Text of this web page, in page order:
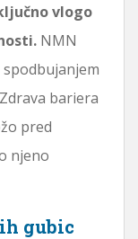
vlogo
NMN
bariera
pred
njeno
gubic